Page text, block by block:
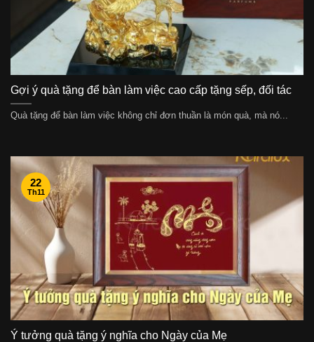
Gợi ý quà tặng để bàn làm việc cao cấp tặng sếp, đối tác
Quà tặng để bàn làm việc không chỉ đơn thuần là món quà, mà nó...
Ý tưởng quà tặng ý nghĩa cho Ngày của Mẹ
22
Th11